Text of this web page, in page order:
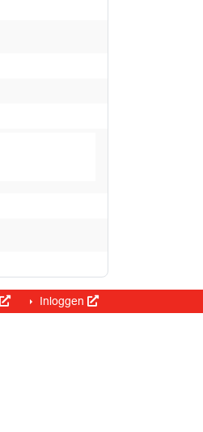
Inloggen